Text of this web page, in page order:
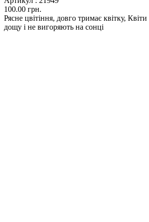
100.00 грн.
Рясне цвітіння, довго тримає квітку,
дощу і не вигоряють на сонці